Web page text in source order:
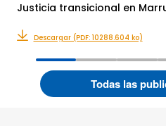
Todas las
Justicia transicional en
Descargar (PDF: 10288.604 ko)